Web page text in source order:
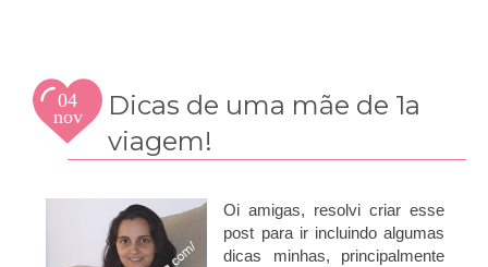
04
nov
2008
Dicas de uma mãe de 1a
viagem!
Oi amigas, resolvi criar esse
post para ir incluindo algumas
dicas minhas, principalmente